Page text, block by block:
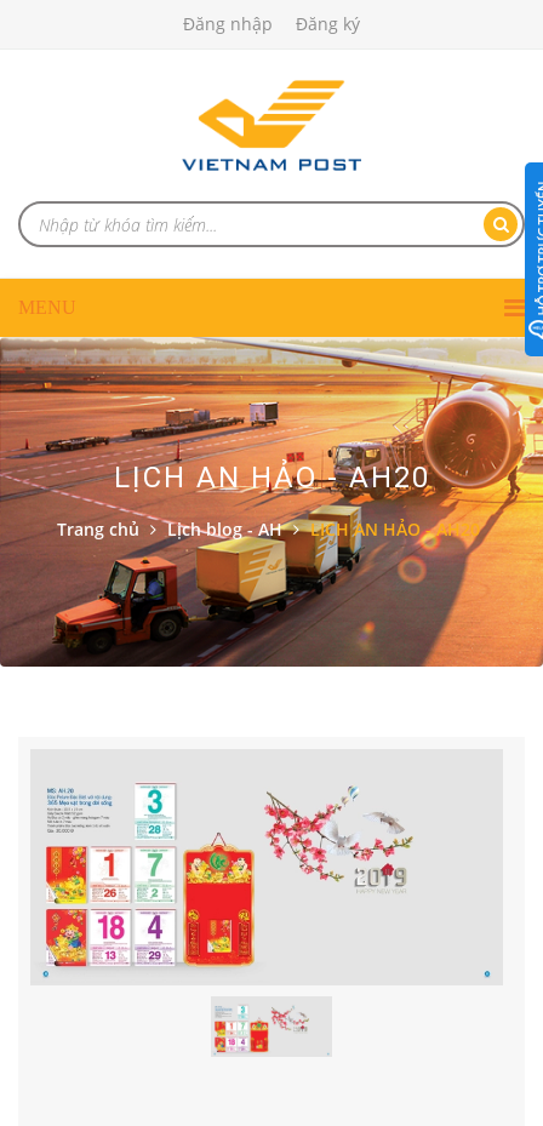
Đăng nhập Đăng ký
LỊCH AN HẢO - AH20
Trang chủ Lịch blog - AH LỊCH AN HẢO - AH20